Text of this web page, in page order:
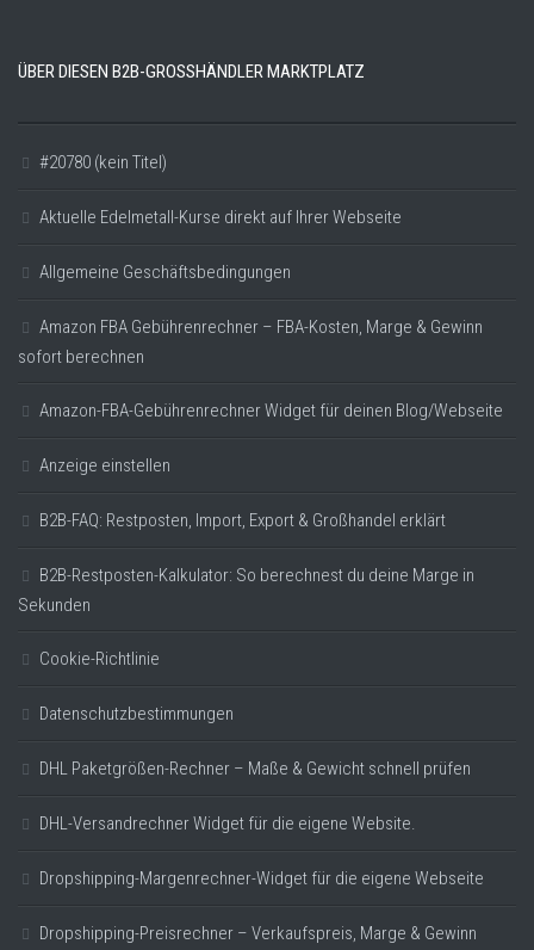
ÜBER DIESEN B2B-GROSSHÄNDLER MARKTPLATZ
#20780 (kein Titel)
Aktuelle Edelmetall-Kurse direkt auf Ihrer Webseite
Allgemeine Geschäftsbedingungen
Amazon FBA Gebührenrechner – FBA-Kosten, Marge & Gewinn
sofort berechnen
Amazon-FBA-Gebührenrechner Widget für deinen Blog/Webseite
Anzeige einstellen
B2B-FAQ: Restposten, Import, Export & Großhandel erklärt
B2B-Restposten-Kalkulator: So berechnest du deine Marge in
Sekunden
Cookie-Richtlinie
Datenschutzbestimmungen
DHL Paketgrößen-Rechner – Maße & Gewicht schnell prüfen
DHL-Versandrechner Widget für die eigene Website.
Dropshipping-Margenrechner-Widget für die eigene Webseite
Dropshipping-Preisrechner – Verkaufspreis, Marge & Gewinn